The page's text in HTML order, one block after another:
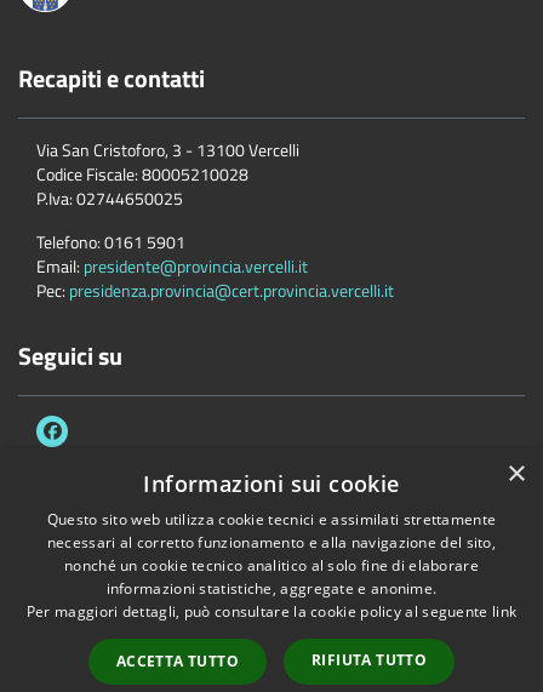
Recapiti e contatti
Via San Cristoforo, 3 - 13100 Vercelli
Codice Fiscale:80005210028
P.Iva:02744650025
Telefono:0161 5901
Email: presidente@provincia.vercelli.it
Pec: presidenza.provincia@cert.provincia.vercelli.it
Seguici su
Accessibilità Privacy Cookie
Mappa del sito
Dichiarazione di accessibilità e meccanismo di feedback
Link Utili
Copyright © 2026 • Provincia di Vercelli • Powered byMunicipium•
Accesso redazione
×
Informazioni sui cookie
Questo sito web utilizza cookie tecnici e assimilati strettamente
necessari al corretto funzionamento e alla navigazione del sito,
nonché un cookie tecnico analitico al solo fine di elaborare
informazioni statistiche, aggregate e anonime.
Per maggiori dettagli, può consultare la cookie policy al seguente link
ACCETTA TUTTO RIFIUTA TUTTO